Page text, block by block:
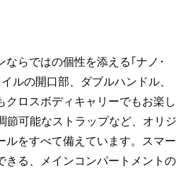
ならではの個性を添える｢ナノ･
ルの開口部、ダブルハンドル、
クロスボディキャリーでもお楽し
節可能なストラップなど、オリジ
ルをすべて備えています。スマー
きる、メインコンパートメントの